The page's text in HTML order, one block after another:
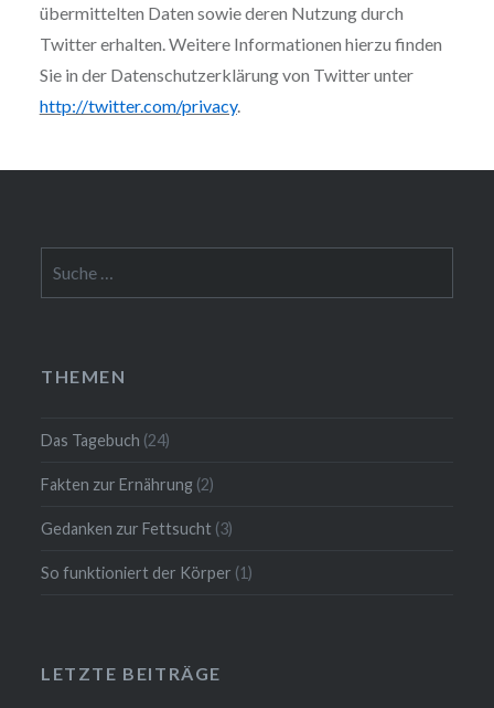
übermittelten Daten sowie deren Nutzung durch
Twitter erhalten. Weitere Informationen hierzu finden
Sie in der Datenschutzerklärung von Twitter unter
http://twitter.com/privacy.
nach:
THEMEN
Das Tagebuch (24)
Fakten zur Ernährung (2)
Gedanken zur Fettsucht (3)
So funktioniert der Körper (1)
LETZTE BEITRÄGE